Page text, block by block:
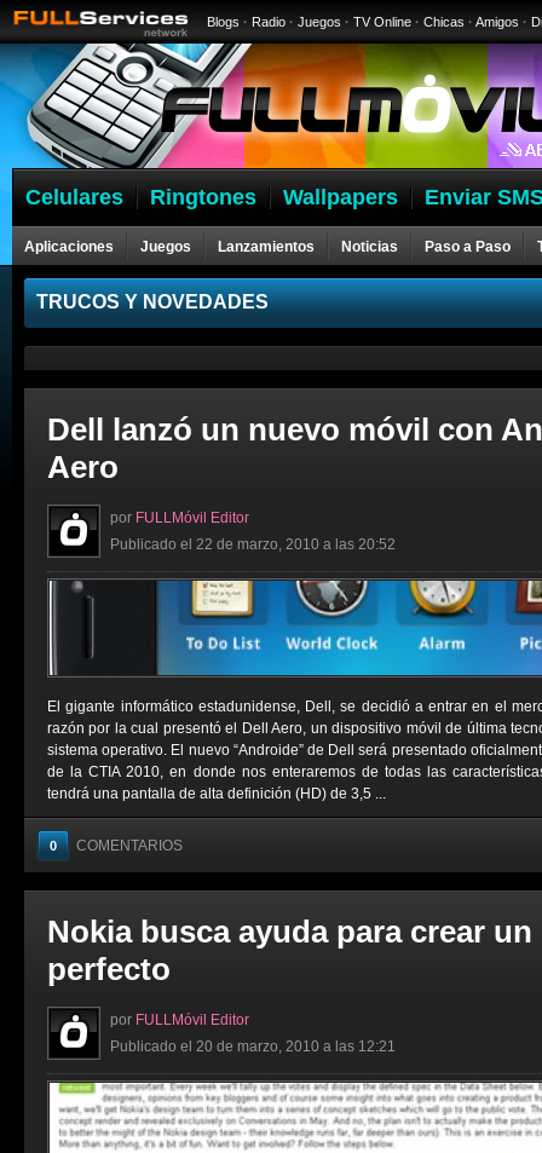
Blogs · Radio · Juegos · TV Online · Chicas · Amigos ·
Celulares Ringtones Wallpapers Enviar
Aplicaciones Juegos Lanzamientos Noticias Paso a Paso
Celulares
TRUCOS Y NOVEDADES
Dell lanzó un nuevo móvil con
Aero
por FULLMóvil Editor
Publicado el 22 de marzo, 2010 a las 20:52
El gigante informático estadunidense, Dell, se decidió a entrar en el
razón por la cual presentó el Dell Aero, un dispositivo móvil de última
sistema operativo. El nuevo “Androide” de Dell será presentado
de la CTIA 2010, en donde nos enteraremos de todas las
tendrá una pantalla de alta definición (HD) de 3,5 ...
0 COMENTARIOS
Nokia busca ayuda para crear
perfecto
por FULLMóvil Editor
Publicado el 20 de marzo, 2010 a las 12:21